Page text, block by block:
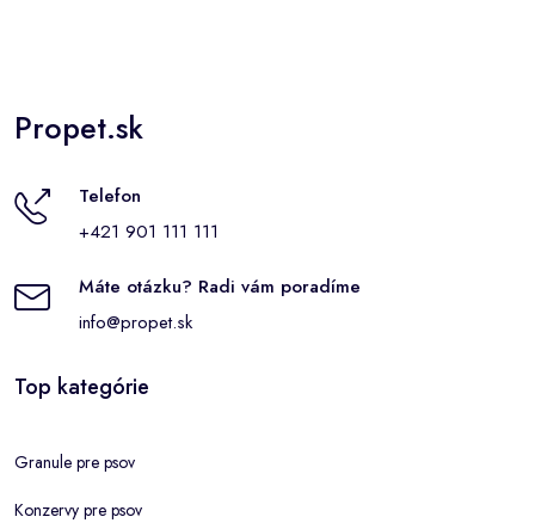
Propet.sk
Telefon
+421 901 111 111
Máte otázku? Radi vám poradíme
info@propet.sk
Top kategórie
Granule pre psov
Konzervy pre psov